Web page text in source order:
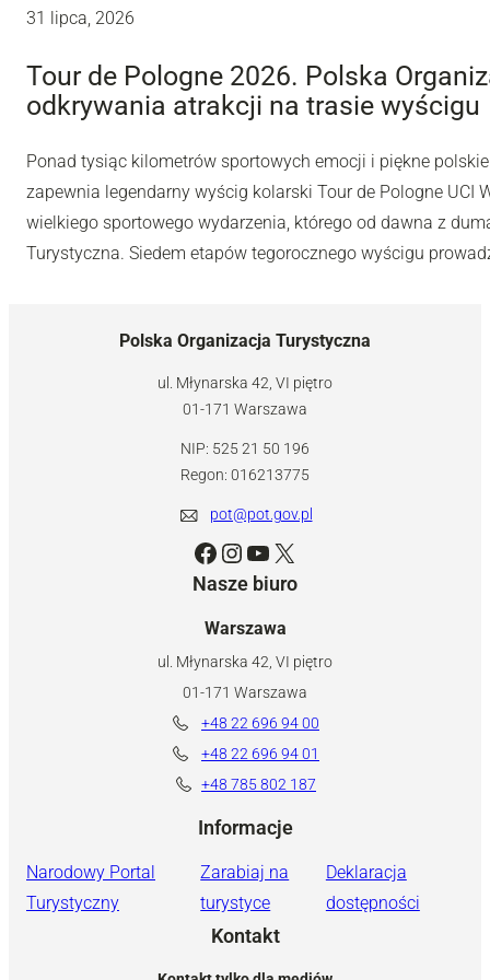
31 lipca, 2026
Tour de Pologne 2026. Polska
odkrywania atrakcji na trasie wyścigu
Ponad tysiąc kilometrów sportowych emocji i piękne
zapewnia legendarny wyścig kolarski Tour de Pologne UCI
wielkiego sportowego wydarzenia, którego od dawna z
Turystyczna. Siedem etapów tegorocznego wyścigu
Polska Organizacja Turystyczna
ul. Młynarska 42, VI piętro
01-171 Warszawa
NIP: 525 21 50 196
Regon: 016213775
pot@pot.gov.pl
Facebook Instagram YouTube X
Nasze biuro
Warszawa
ul. Młynarska 42, VI piętro
01-171 Warszawa
+48 22 696 94 00
+48 22 696 94 01
+48 785 802 187
Informacje
Narodowy Portal
Turystyczny
Zarabiaj na
turystyce
Deklaracja
dostępności
Kontakt